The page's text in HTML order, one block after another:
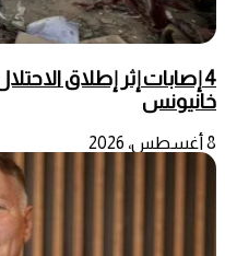
4 إصابات إثر إطلاق
خانيونس
8 أغسطس، 2026